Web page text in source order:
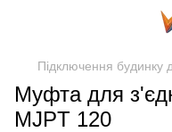
Підключення будинку
Муфта для
MJPT 120